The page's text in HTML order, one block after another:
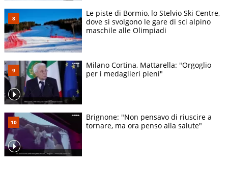
Le piste di Bormio, lo Stelvio Ski Centre,
dove si svolgono le gare di sci alpino
maschile alle Olimpiadi
Milano Cortina, Mattarella: "Orgoglio
per i medaglieri pieni"
Brignone: "Non pensavo di riuscire a
tornare, ma ora penso alla salute"